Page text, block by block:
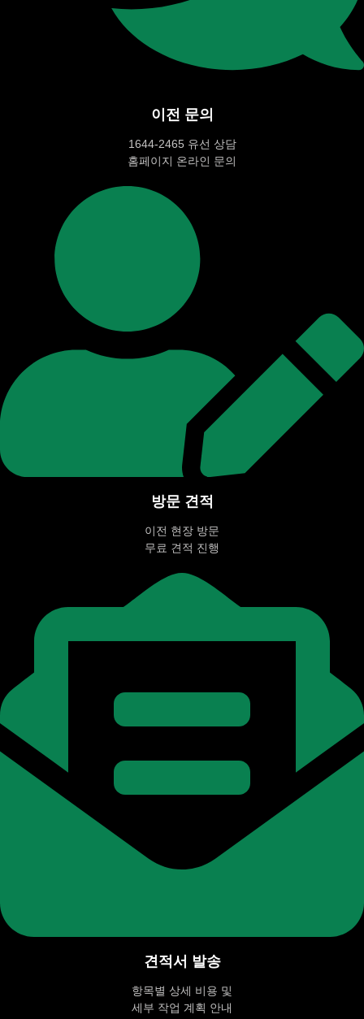
이전 문의
1644-2465 유선 상담
홈페이지 온라인 문의
방문 견적
이전 현장 방문
무료 견적 진행
견적서 발송
항목별 상세 비용 및
세부 작업 계획 안내